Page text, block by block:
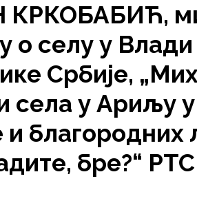
о селу у Влади
Србије,
села у Ариљу
благородних
бре?“ РТС